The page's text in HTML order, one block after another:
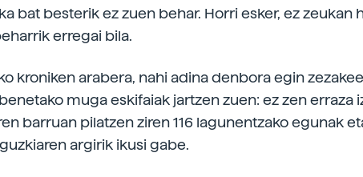
bat besterik ez zuen behar. Horri esker, ez zeukan
erregai bila.
kroniken arabera, nahi adina denbora egin
muga eskifaiak jartzen zuen: ez zen erraza
barruan pilatzen ziren 116 lagunentzako egunak
argirik ikusi gabe.